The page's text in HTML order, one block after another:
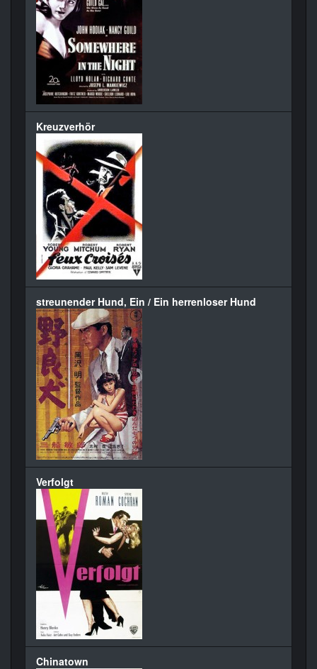
Kreuzverhör
streunender Hund, Ein / Ein herrenloser Hund
Verfolgt
Chinatown